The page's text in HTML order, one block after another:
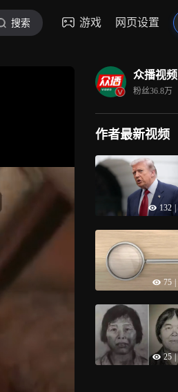
搜索 游戏 网页设置
众播视频
粉丝36.8万
作者最新视频
132
75
25 |